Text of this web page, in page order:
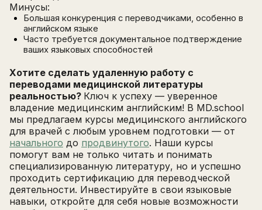
Минусы:
Большая конкуренция с переводчиками, особенно в
английском языке
Часто требуется документальное подтверждение
ваших языковых способностей
Хотите сделать удаленную работу с
переводами медицинской литературы
реальностью? Ключ к успеху — уверенное
владение медицинским английским! В MD.school
мы предлагаем курсы медицинского английского
для врачей с любым уровнем подготовки — от
начального до продвинутого. Наши курсы
помогут вам не только читать и понимать
специализированную литературу, но и успешно
проходить сертификацию для переводческой
деятельности. Инвестируйте в свои языковые
навыки, откройте для себя новые возможности